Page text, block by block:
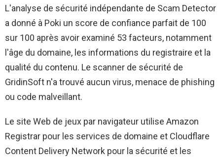
L'analyse de sécurité indépendante de Scam Detector
a donné à Poki un score de confiance parfait de 100
sur 100 après avoir examiné 53 facteurs, notamment
l'âge du domaine, les informations du registraire et la
qualité du contenu. Le scanner de sécurité de
GridinSoft n'a trouvé aucun virus, menace de phishing
ou code malveillant.
Le site Web de jeux par navigateur utilise Amazon
Registrar pour les services de domaine et Cloudflare
Content Delivery Network pour la sécurité et les